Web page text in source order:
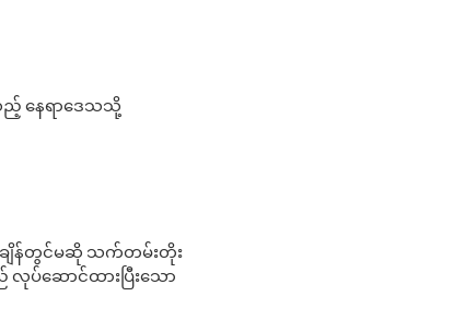
ည့် နေရာဒေသသို့
အချိန်တွင်မဆို သက်တမ်းတိုး
ပ်ဆောင်ထားပြီးသော